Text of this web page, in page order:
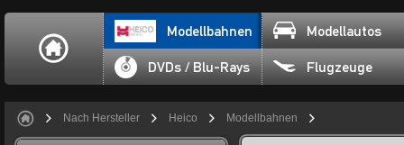
Modellbahnen Modellautos
DVDs / Blu-Rays Flugzeuge
Nach Hersteller Heico Modellbahnen